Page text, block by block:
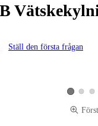
Ställ den första frågan
VisaVisa